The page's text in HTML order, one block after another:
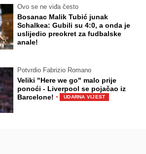
Ovo se ne viđa često
Bosanac Malik Tubić junak
Schalkea: Gubili su 4:0, a onda je
uslijedio preokret za fudbalske
anale!
Potvrdio Fabrizio Romano
Veliki "Here we go" malo prije
ponoći - Liverpool se pojačao iz
Barcelone! · UDARNA VIJEST